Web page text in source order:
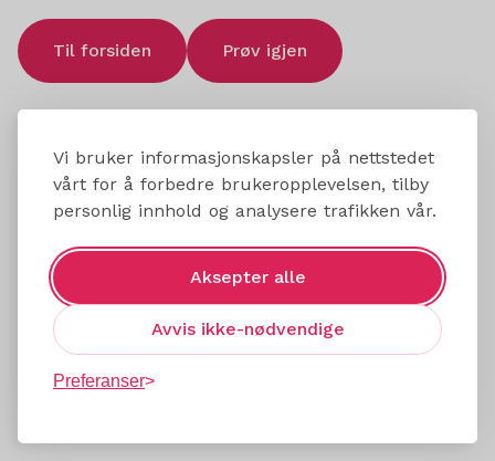
Vi bruker informasjonskapsler på nettstedet
vårt for å forbedre brukeropplevelsen, tilby
personlig innhold og analysere trafikken vår.
Aksepter alle
Avvis ikke-nødvendige
Preferanser
Til forsiden Prøv igjen